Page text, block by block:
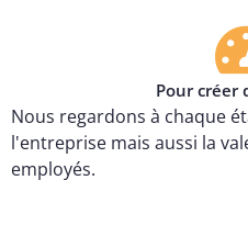
Pour créer
Nous regardons à chaque
l'entreprise mais aussi la
employés.